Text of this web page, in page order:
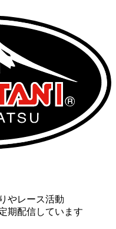
やレース活動
期配信しています